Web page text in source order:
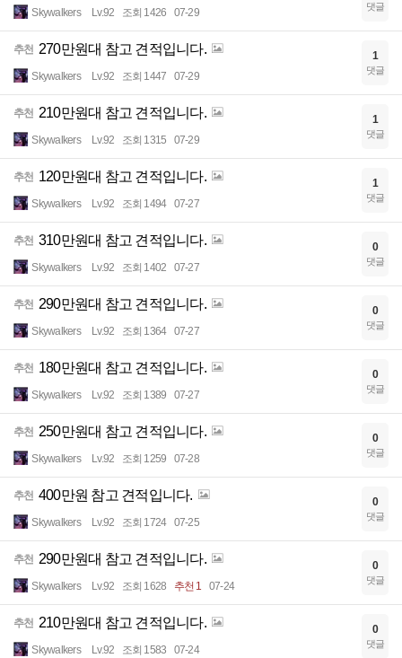
Skywalkers Lv.92 조회 1426 07-29 댓글
추천 270만원대 참고 견적입니다.
Skywalkers Lv.92 조회 1447 07-29
1
댓글
추천 210만원대 참고 견적입니다.
Skywalkers Lv.92 조회 1315 07-29
1
댓글
추천 120만원대 참고 견적입니다.
Skywalkers Lv.92 조회 1494 07-27
1
댓글
추천 310만원대 참고 견적입니다.
Skywalkers Lv.92 조회 1402 07-27
0
댓글
추천 290만원대 참고 견적입니다.
Skywalkers Lv.92 조회 1364 07-27
0
댓글
추천 180만원대 참고 견적입니다.
Skywalkers Lv.92 조회 1389 07-27
0
댓글
추천 250만원대 참고 견적입니다.
Skywalkers Lv.92 조회 1259 07-28
0
댓글
추천 400만원 참고 견적입니다.
Skywalkers Lv.92 조회 1724 07-25
0
댓글
추천 290만원대 참고 견적입니다.
Skywalkers Lv.92 조회 1628 추천 1 07-24
0
댓글
추천 210만원대 참고 견적입니다.
Skywalkers Lv.92 조회 1583 07-24
0
댓글